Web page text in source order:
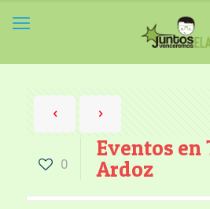
0
Eventos en
Ardoz